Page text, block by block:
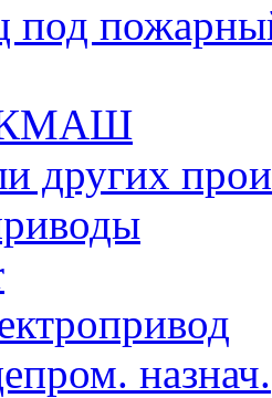
под
других
назнач.